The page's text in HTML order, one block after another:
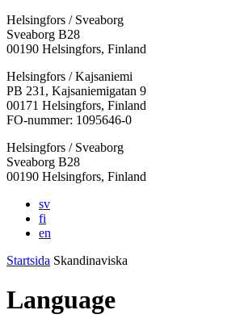
Helsingfors / Sveaborg
Sveaborg B28
00190 Helsingfors, Finland
Facebook:
Öppnas
i
en
flik
Instagram:
Öppnas
i
en
flik
TikTok:
Öppnas
i
en
flik
Youtube:
Öppnas
i
en
flik
Vimeo:
Öppnas
i
en
flik
Helsingfors / Kajsaniemi
PB 231, Kajsaniemigatan 9
00171 Helsingfors, Finland
FO-nummer: 1095646-0
Helsingfors / Sveaborg
Sveaborg B28
00190 Helsingfors, Finland
sv
fi
en
Startsida Skandinaviska
Language